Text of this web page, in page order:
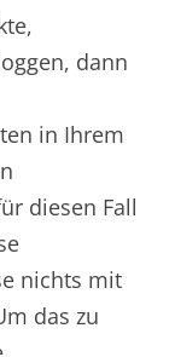
dann
in Ihrem
diesen Fall
nichts mit
das zu